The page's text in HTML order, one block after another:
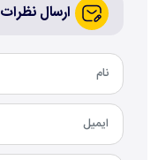
ارسال نظرات